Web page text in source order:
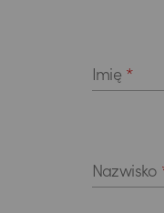
Imię *
Nazwisko